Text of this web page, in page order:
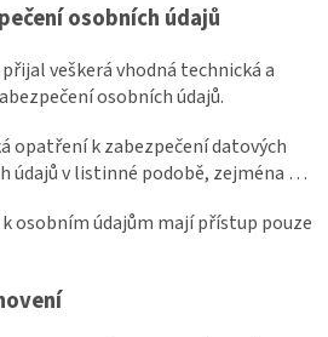
osobních údajů
veškerá vhodná technická a
osobních údajů.
opatření k zabezpečení datových
údajů v listinné podobě, zejména …
osobním údajům mají přístup pouze